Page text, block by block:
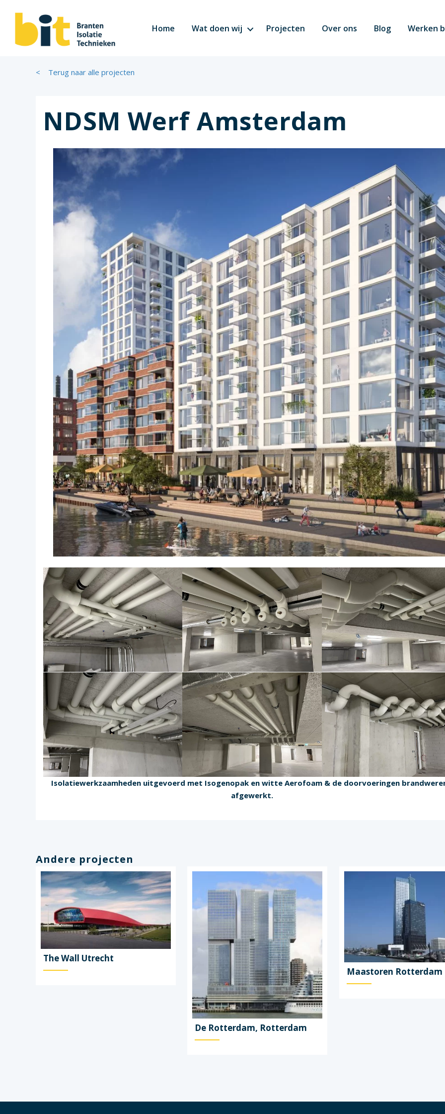
Home Wat doen wij Projecten Over ons Blog Werken
< Terug naar alle projecten
NDSM Werf Amsterdam
Isolatiewerkzaamheden uitgevoerd met Isogenopak en witte Aerofoam & de doorvoeringen
afgewerkt.
Andere projecten
The Wall Utrecht
De Rotterdam, Rotterdam
Maastoren Rotterdam